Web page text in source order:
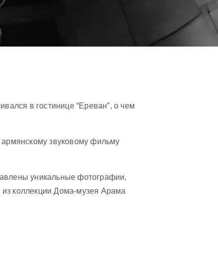
в гостинице “Ереван”, о чем
звуковому фильму
уникальные фотографии,
коллекции Дома-музея Арама